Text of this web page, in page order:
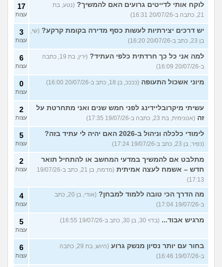
לוקח אותי לדייטים גרועים האם להמשיך? (נטע, בת
21, כתבה ב-20/07/26 16:31)
17
עצות
יש דרכים יצירתיות לעשות כסף מדירה בקומת קרקע? (שי,
בן 23, כתב ב-20/07/26 16:20)
3
עצות
למה אני כל כך חרדתית כלפי העתיד?
(ירין, בת 19, כתבה
ב-20/07/26 16:09)
6
עצות
מיוני אשכול התעופה (ככככ, בן 18, כתב ב-20/07/26 16:00) 0
עצות
עשיתי מיקרובליידינג לפני חמש שנים ואני מתחרטת על
זה (אנונימית, בת 23, כתבה ב-19/07/26 17:35)
2
עצות
לימודי כלכלה וניהול ב-2026 האם יהיה לי עתיד בזה?
(כפיר, בן 23, כתב ב-19/07/26 17:24)
5
עצות
מתלבט אם להמשיך במדעי המחשב או להתחיל תואר
חדש – אשמח לעצה אמיתית
(מדמח, בן 21, כתב ב-19/07/26
17:13)
2
עצות
מה הדרך הכי טובה ללמוד למבחן?
(אודי, בן 20, כתב
ב-19/07/26 17:04)
4
עצות
מרגיש אבוד... (בדוי 30, בן 30, כתב ב-19/07/26 16:55) 5
עצות
בחור עם יותר נסיון מנשק גרוע
(היוש, בת 29, כתבה
ב-19/07/26 16:46)
6
עצות